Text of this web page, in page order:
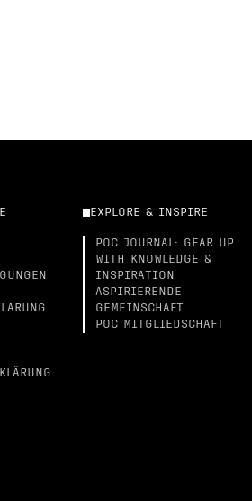
EXPLORE & INSPIRE
POC JOURNAL: GEAR UP
WITH KNOWLEDGE &
INSPIRATION
ASPIRIERENDE
GEMEINSCHAFT
POC MITGLIEDSCHAFT